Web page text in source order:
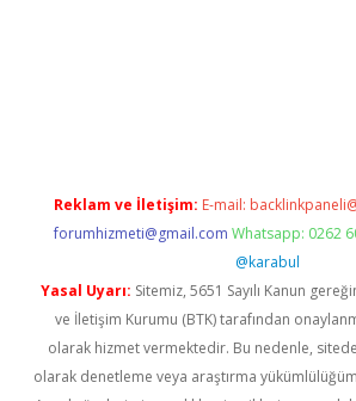
Reklam ve İletişim: E-mail:
forumhizmeti@gmail.com Whatsapp: 0262
@karabul
Yasal Uyarı: Sitemiz, 5651 Sayılı Kanun
ve İletişim Kurumu (BTK) tarafından
olarak hizmet vermektedir. Bu nedenle,
olarak denetleme veya araştırma